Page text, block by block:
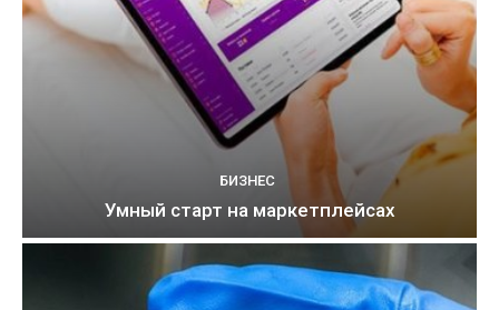
БИЗНЕС
Умный старт на маркетплейсах